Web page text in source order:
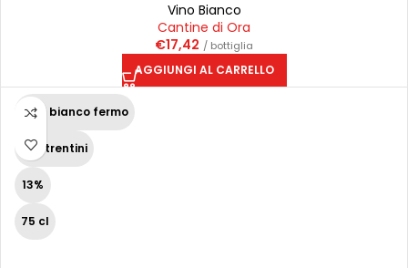
Vino Bianco
Cantine di Ora
€17,42 / bottiglia
AGGIUNGI AL CARRELLO
Vino bianco fermo
Vini trentini
13%
75 cl